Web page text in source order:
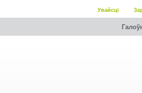
Увайсці